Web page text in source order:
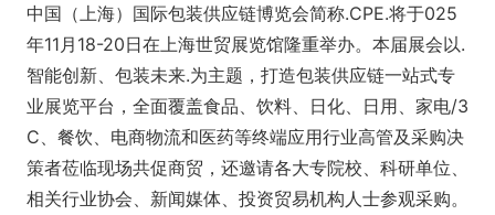
中国（上海）国际包装供应链博览会简称.CPE.将于025
年11月18-20日在上海世贸展览馆隆重举办。本届展会以.
智能创新、包装未来.为主题，打造包装供应链一站式专
业展览平台，全面覆盖食品、饮料、日化、日用、家电/3
C、餐饮、电商物流和医药等终端应用行业高管及采购决
策者莅临现场共促商贸，还邀请各大专院校、科研单位、
相关行业协会、新闻媒体、投资贸易机构人士参观采购。